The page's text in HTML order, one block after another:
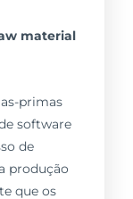
material
primas
software
de
produção
que os